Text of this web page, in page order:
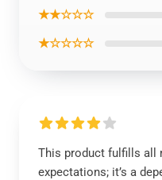
★★☆☆☆
★☆☆☆☆
This product fulfills all
expectations; it’s a